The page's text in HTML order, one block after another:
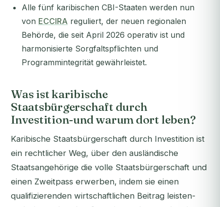
Alle fünf karibischen CBI-Staaten werden nun
von ECCIRA reguliert, der neuen regionalen
Behörde, die seit April 2026 operativ ist und
harmonisierte Sorgfaltspflichten und
Programmintegrität gewährleistet.
Was ist karibische
Staatsbürgerschaft durch
Investition-und warum dort leben?
Karibische Staatsbürgerschaft durch Investition ist
ein rechtlicher Weg, über den ausländische
Staatsangehörige die volle Staatsbürgerschaft und
einen Zweitpass erwerben, indem sie einen
qualifizierenden wirtschaftlichen Beitrag leisten-